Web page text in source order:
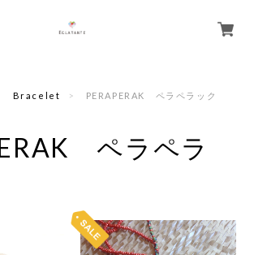
Bracelet PERAPERAK ペラペラック
ペラペラ